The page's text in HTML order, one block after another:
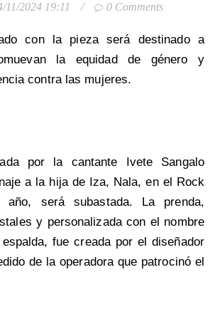
11/2024 19:11 / 0 Comments
con la pieza será destinado a
la equidad de género y
contra las mujeres.
por la cantante Ivete Sangalo
a la hija de Iza, Nala, en el Rock
será subastada. La prenda,
y personalizada con el nombre
fue creada por el diseñador
de la operadora que patrocinó el